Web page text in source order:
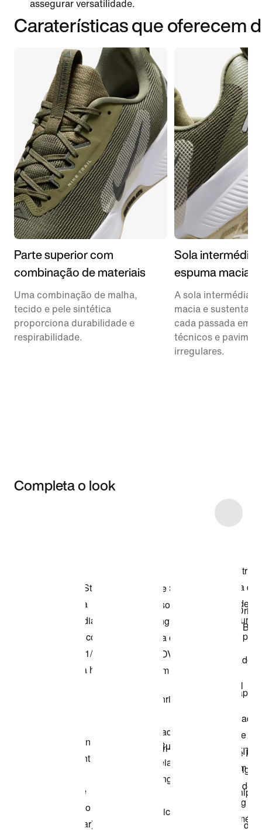
assegurar versatilidade.
Caraterísticas que oferecem
Parte superior com
combinação de materiais
Uma combinação de malha,
tecido e pele sintética
proporciona durabilidade e
respirabilidade.
Sola intermédia
espuma macia
A sola intermédia
macia e
cada passada em
técnicos e
irregulares.
Completa o look